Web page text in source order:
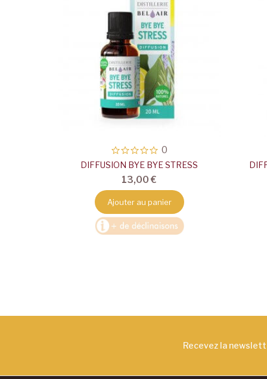
0
DIFFUSION BYE BYE STRESS
13,00 €
Ajouter au panier
Recevez la